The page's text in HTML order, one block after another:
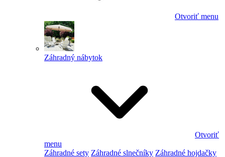
Otvoriť menu
Záhradný nábytok
Otvoriť
menu
Záhradné sety Záhradné slnečníky Záhradné hojdačky